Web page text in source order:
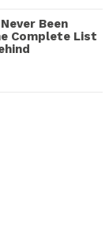
Been
Complete List